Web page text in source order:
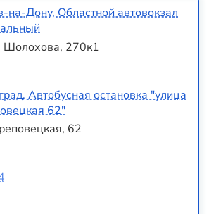
на-Дону, Областной автовокзал
Шолохова, 270к1
Автобусная остановка "улица
62"
62